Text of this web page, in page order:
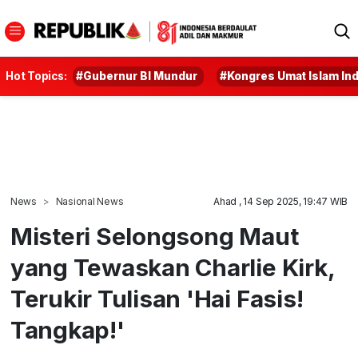
Hot Topics: #Gubernur BI Mundur #Kongres Umat Islam
News Nasional News Ahad , 14 Sep 2025, 19:47 WIB
Misteri Selongsong Maut
yang Tewaskan Charlie Kirk,
Terukir Tulisan 'Hai Fasis!
Tangkap!'